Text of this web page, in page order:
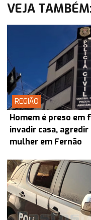
VEJA
REGIÃO
Homem é preso
invadir casa,
mulher em Fernão